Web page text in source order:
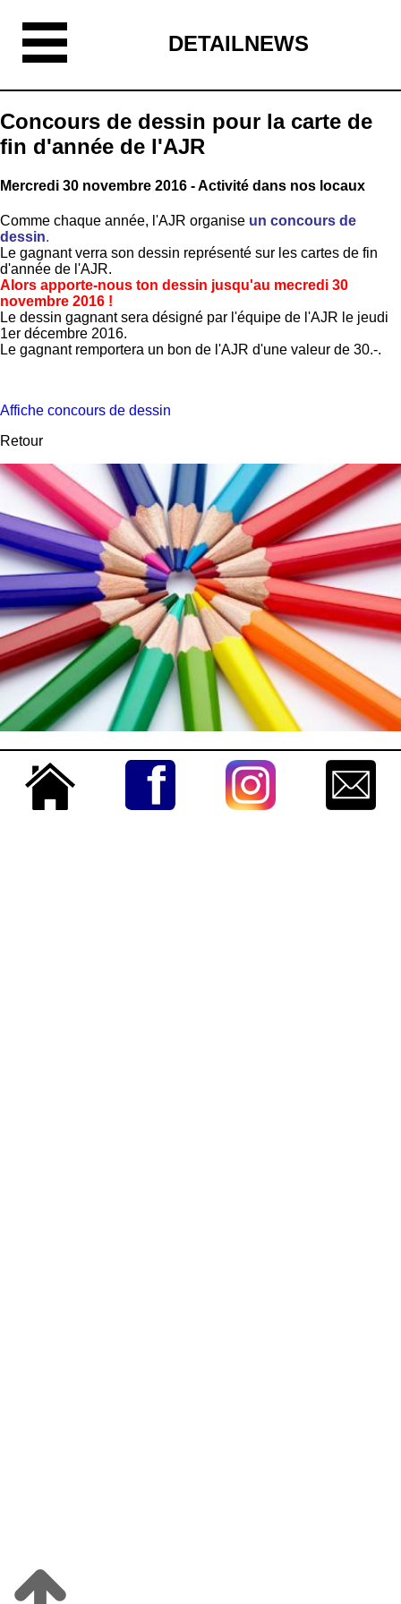
DETAILNEWS
Concours de dessin pour la carte de
fin d'année de l'AJR
Mercredi 30 novembre 2016 - Activité dans nos locaux
Comme chaque année, l'AJR organise un concours de
dessin.
Le gagnant verra son dessin représenté sur les cartes de fin
d'année de l'AJR.
Alors apporte-nous ton dessin jusqu'au mecredi 30
novembre 2016 !
Le dessin gagnant sera désigné par l'équipe de l'AJR le jeudi
1er décembre 2016.
Le gagnant remportera un bon de l'AJR d'une valeur de 30.-.
Affiche concours de dessin
Retour